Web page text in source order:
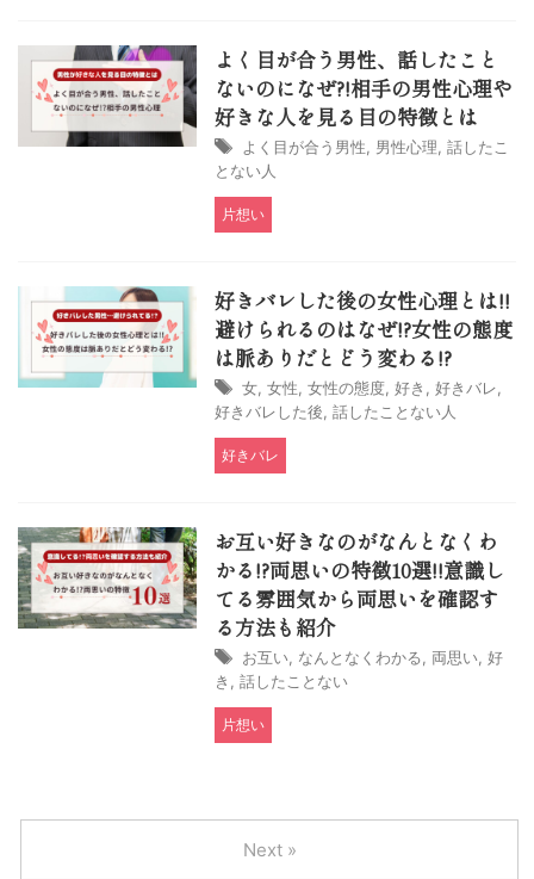
よく目が合う男性、話したこと
ないのになぜ?!相手の男性心理や
好きな人を見る目の特徴とは
よく目が合う男性, 男性心理, 話したこ
とない人
片想い
好きバレした後の女性心理とは!!
避けられるのはなぜ!?女性の態度
は脈ありだとどう変わる!?
女, 女性, 女性の態度, 好き , 好きバレ,
好きバレした後, 話したことない人
好きバレ
お互い好きなのがなんとなくわ
かる!?両思いの特徴10選!!意識し
てる雰囲気から両思いを確認す
る方法も紹介
お互い, なんとなくわかる, 両思い, 好
き , 話したことない
片想い
Next »